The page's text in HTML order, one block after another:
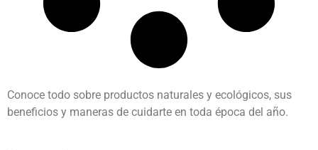
Conoce todo sobre productos naturales y ecológicos, sus
beneficios y maneras de cuidarte en toda época del año.